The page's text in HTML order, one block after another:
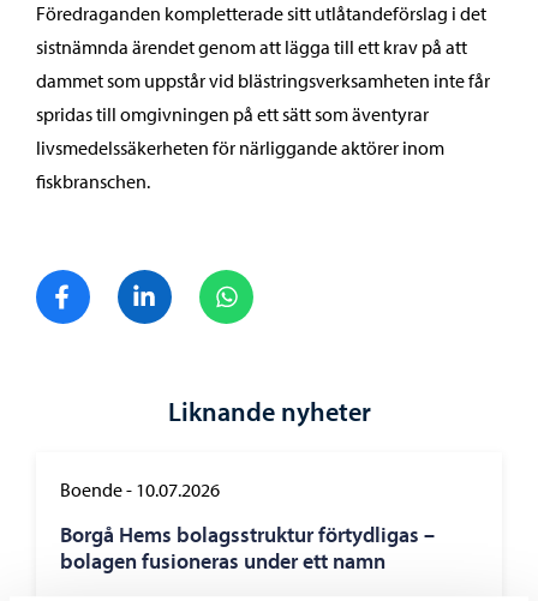
Föredraganden kompletterade sitt utlåtandeförslag i det
sistnämnda ärendet genom att lägga till ett krav på att
dammet som uppstår vid blästringsverksamheten inte får
spridas till omgivningen på ett sätt som äventyrar
livsmedelssäkerheten för närliggande aktörer inom
fiskbranschen.
Dela på FacebookDela på LinkedIn
Liknande nyheter
Boende- 10.07.2026
Borgå Hems bolagsstruktur förtydligas –
bolagen fusioneras under ett namn